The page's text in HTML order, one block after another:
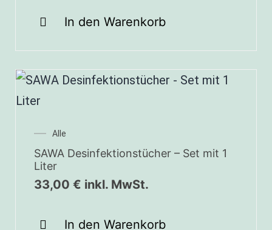
In den Warenkorb
Alle
SAWA Desinfektionstücher – Set mit 1
Liter
33,00 € inkl. MwSt.
In den Warenkorb